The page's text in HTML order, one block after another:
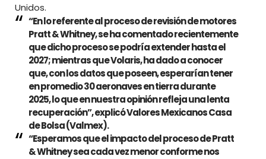
Unidos.
“En lo referente al proceso de revisión de motores
Pratt & Whitney, se ha comentado recientemente
que dicho proceso se podría extender hasta el
2027; mientras que Volaris, ha dado a conocer
que, con los datos que poseen, esperarían tener
en promedio 30 aeronaves en tierra durante
2025, lo que en nuestra opinión refleja una lenta
recuperación”, explicó Valores Mexicanos Casa
de Bolsa (Valmex).
“Esperamos que el impacto del proceso de Pratt
& Whitney sea cada vez menor conforme nos